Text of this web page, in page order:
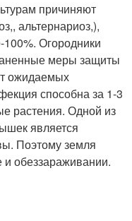
причиняют
альтернариоз,),
Огородники
меры защиты
ожидаемых
способна за 1-3
растения. Одной из
является
Поэтому земля
и обеззараживании.